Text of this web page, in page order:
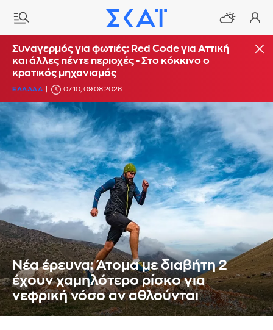
Συναγερμός για φωτιές: Red Code για Αττική
και άλλες πέντε περιοχές - Στο κόκκινο ο
κρατικός μηχανισμός
ΕΛΛΑΔΑ 07:10, 09.08.2026
Νέα έρευνα: Άτομα με διαβήτη 2
έχουν χαμηλότερο ρίσκο για
νεφρική νόσο αν αθλούνται